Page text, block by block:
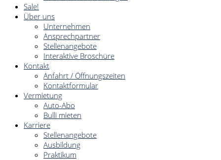
Sale!
Über uns
Unternehmen
Ansprechpartner
Stellenangebote
Interaktive Broschüre
Kontakt
Anfahrt / Öffnungszeiten
Kontaktformular
Vermietung
Auto-Abo
Bulli mieten
Karriere
Stellenangebote
Ausbildung
Praktikum